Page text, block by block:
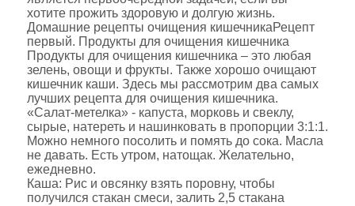
хотите прожить здоровую и долгую жизнь.
Домашние рецепты очищения кишечникаРецепт
первый. Продукты для очищения кишечника
Продукты для очищения кишечника – это любая
зелень, овощи и фрукты. Также хорошо очищают
кишечник каши. Здесь мы рассмотрим два самых
лучших рецепта для очищения кишечника.
«Салат-метелка» - капуста, морковь и свеклу,
сырые, натереть и нашинковать в пропорции 3:1:1.
Можно немного посолить и помять до сока. Масла
не давать. Есть утром, натощак. Желательно,
ежедневно.
Каша: Рис и овсянку взять поровну, чтобы
получился стакан смеси, залить 2,5 стакана